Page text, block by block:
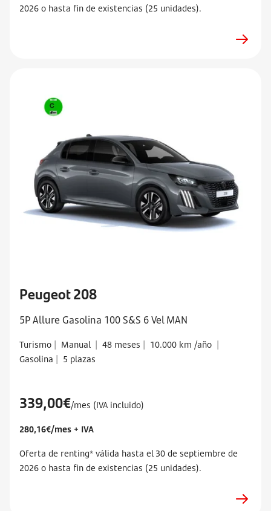
2026 o hasta fin de existencias (25 unidades).
Peugeot 208
5P Allure Gasolina 100 S&S 6 Vel MAN
Turismo | Manual | 48 meses | 10.000 km /año |
Gasolina | 5 plazas
339,00€/mes (IVA incluido)
280,16€/mes + IVA
Oferta de renting* válida hasta el 30 de septiembre de
2026 o hasta fin de existencias (25 unidades).